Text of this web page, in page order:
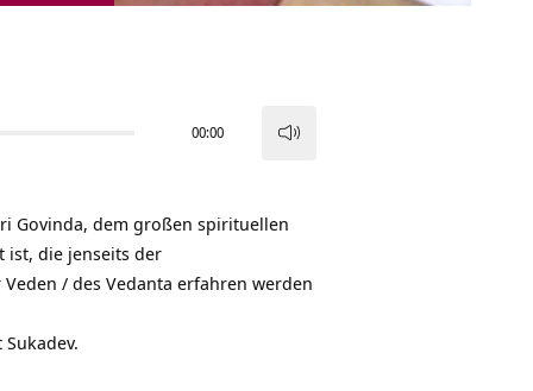
00:00
Govinda, dem großen spirituellen
ist, die jenseits der
/ des Vedanta erfahren werden